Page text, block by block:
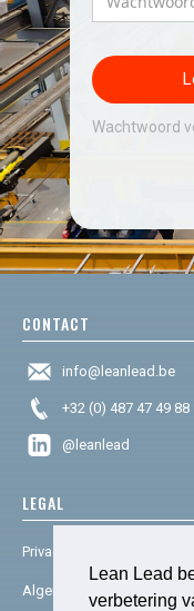
Lean Lead
verbetering
Wachtwoord
CONTACT
info@leanlead.be
+32 (0) 487 47 49 88
@leanlead
LEGAL
Privacy & cookies
Algemene voorwaarden